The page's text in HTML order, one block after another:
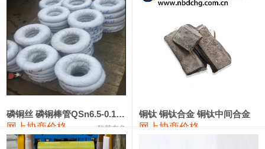
2202#硅 14,100—14,300
553#硅 9,200—9,400 9,300
3303#硅 10,300—10,500 10,400
441#硅 9,500—9,700
金属硅553#-331# 10,000 0
磷铜丝 磷铜棒管QSn6.5-0.1 7-0.2 8-0.3
网上协商价格 联荣有色
铜钛 铜钛合金 铜钛中间合金
网上协商价格